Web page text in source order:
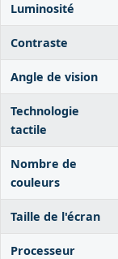
Luminosité
Contraste
Angle de vision
Technologie
tactile
Nombre de
couleurs
Taille de l'écran
Processeur